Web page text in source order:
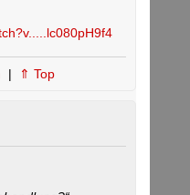
| ⇑ Top